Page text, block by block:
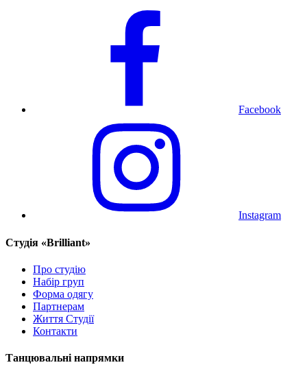
Facebook
Instagram
Cтудія «Brilliant»
Про студію
Набір груп
Форма одягу
Партнерам
Життя Студії
Контакти
Танцювальні напрямки